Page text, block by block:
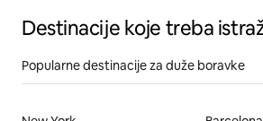
Destinacije koje treba
Popularne destinacije za duže boravke